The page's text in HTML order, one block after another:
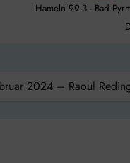
Hameln 99.3 - Bad
2024 – Raoul